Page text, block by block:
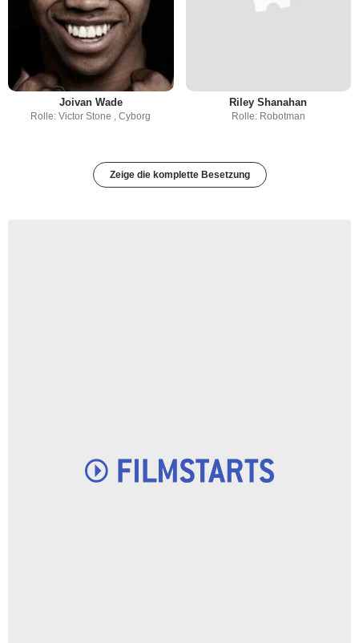
Joivan Wade
Rolle: Victor Stone , Cyborg
Riley Shanahan
Rolle: Robotman
Zeige die komplette Besetzung